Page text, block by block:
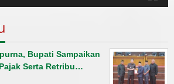
Bupati Sampaikan
Serta Retribu…